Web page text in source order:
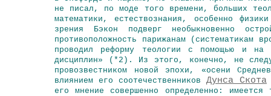
не писал, по моде того времени, больших
математики, естествознания, особенно
зрения Бэкон подверг необыкновенно
противоположность парижанам (систематикам
проводил реформу теологии с помощью и на
дисциплин» (*2). Из этого, конечно, не
провозвестником новой эпохи, «осени
влиянием его соотечественников Дунса Скота
его мнение совершенно определенно: